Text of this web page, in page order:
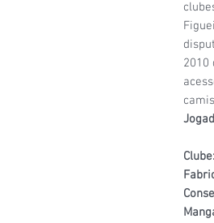
2010
Clube: